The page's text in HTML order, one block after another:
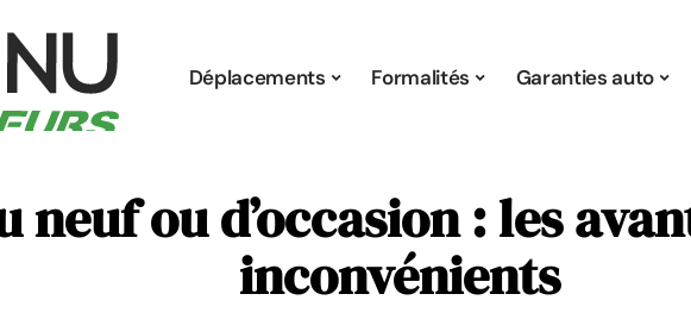
Déplacements Formalités Garanties auto
neuf ou d’occasion : les
inconvénients